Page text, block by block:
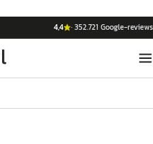
4,4 ·352.721 Google-reviews